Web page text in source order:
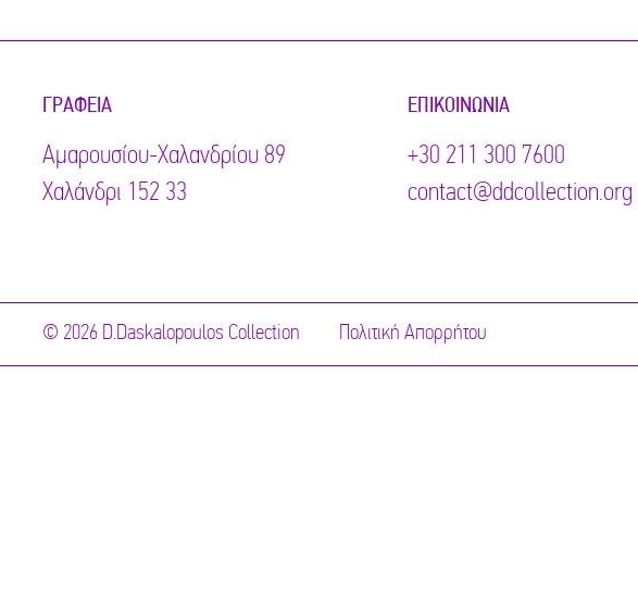
ΓΡΑΦΕΊΑ
Αμαρουσίου-Χαλανδρίου 89
Χαλάνδρι 152 33
ΕΠΙΚΟΙΝΩΝΊΑ
+30 211 300 7600
contact@ddcollection.org
© 2026 D.Daskalopoulos Collection Πολιτική Απορρήτου